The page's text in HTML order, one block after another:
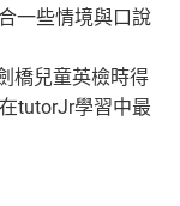
一些情境與口說
橋兒童英檢時得
tutorJr學習中最